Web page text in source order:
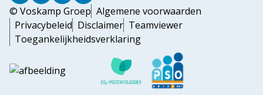
© Voskamp Groep Algemene voorwaarden
Privacybeleid Disclaimer Teamviewer
Toegankelijkheidsverklaring